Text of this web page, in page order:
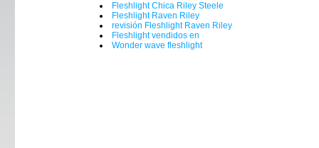
Fleshlight Chica Riley Steele
Fleshlight Raven Riley
revisión Fleshlight Raven Riley
Fleshlight vendidos en
Wonder wave fleshlight